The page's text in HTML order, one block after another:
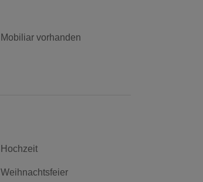
Mobiliar vorhanden
Hochzeit
Weihnachtsfeier